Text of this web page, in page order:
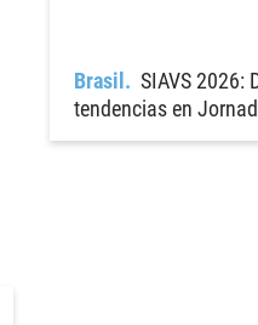
Brasil
SIAVS 2026:
tendencias en